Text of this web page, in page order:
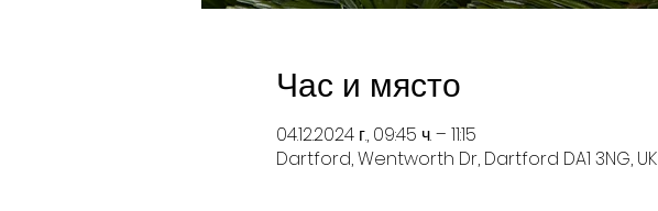
Час и място
04.12.2024 г., 09:45 ч. – 11:15
Dartford, Wentworth Dr, Dartford DA1 3NG, UK